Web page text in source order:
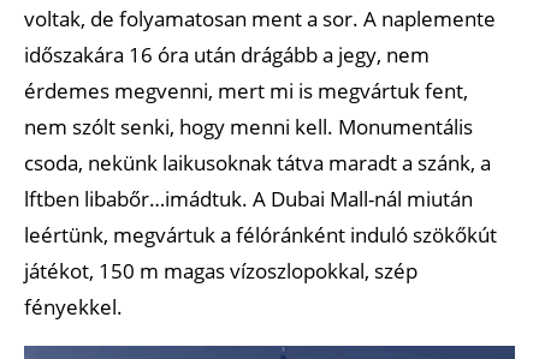
voltak, de folyamatosan ment a sor. A naplemente
időszakára 16 óra után drágább a jegy, nem
érdemes megvenni, mert mi is megvártuk fent,
nem szólt senki, hogy menni kell. Monumentális
csoda, nekünk laikusoknak tátva maradt a szánk, a
lftben libabőr…imádtuk. A Dubai Mall-nál miután
leértünk, megvártuk a félóránként induló szökőkút
játékot, 150 m magas vízoszlopokkal, szép
fényekkel.